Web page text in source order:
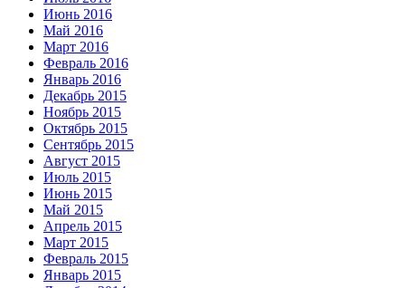
Июнь 2016
Май 2016
Март 2016
Февраль 2016
Январь 2016
Декабрь 2015
Ноябрь 2015
Октябрь 2015
Сентябрь 2015
Август 2015
Июль 2015
Июнь 2015
Май 2015
Апрель 2015
Март 2015
Февраль 2015
Январь 2015